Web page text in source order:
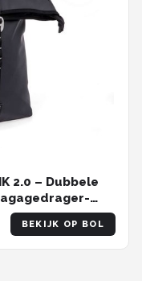
2.0 – Dubbele
36 liter –
-
BEKIJK OP BOL